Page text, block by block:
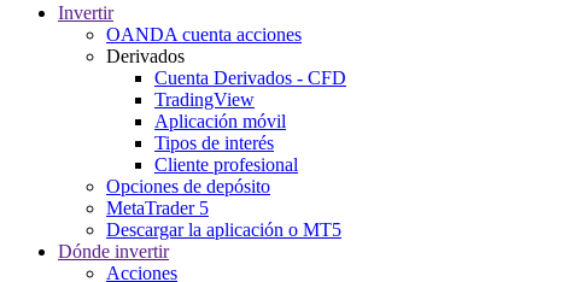
Invertir
OANDA cuenta acciones
Derivados
Cuenta Derivados - CFD
TradingView
Aplicación móvil
Tipos de interés
Cliente profesional
Opciones de depósito
MetaTrader 5
Descargar la aplicación o MT5
Dónde invertir
Acciones